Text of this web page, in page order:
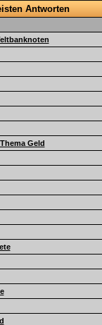
Antworten
Geld